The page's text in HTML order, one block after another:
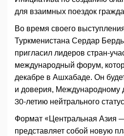
для взаимных поездок
Во время своего
Туркменистана Сердар
пригласил лидеров стран-
международный форум,
декабре в Ашхабаде. Он
и доверия, Международному
30-летию нейтрального
Формат «Центральная Азия
представляет собой новую